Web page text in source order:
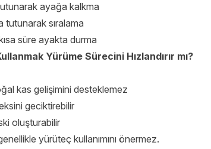
ayağa kalkma
tutunarak sıralama
süre ayakta durma
Yürüme Sürecini Hızlandırır mı?
kas gelişimini desteklemez
geciktirebilir
oluşturabilir
yürüteç kullanımını önermez.